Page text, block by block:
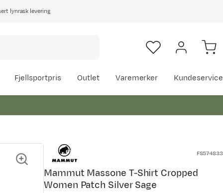
lynrask levering
Fjellsportpris Outlet Varemerker Kundeservice
FS574833
Mammut Massone T-Shirt Cropped
Women Patch Silver Sage